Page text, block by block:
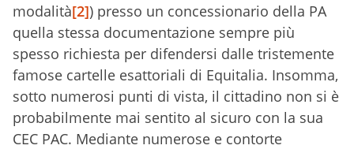
modalità[2]) presso un concessionario della PA
quella stessa documentazione sempre più
spesso richiesta per difendersi dalle tristemente
famose cartelle esattoriali di Equitalia. Insomma,
sotto numerosi punti di vista, il cittadino non si è
probabilmente mai sentito al sicuro con la sua
CEC PAC. Mediante numerose e contorte